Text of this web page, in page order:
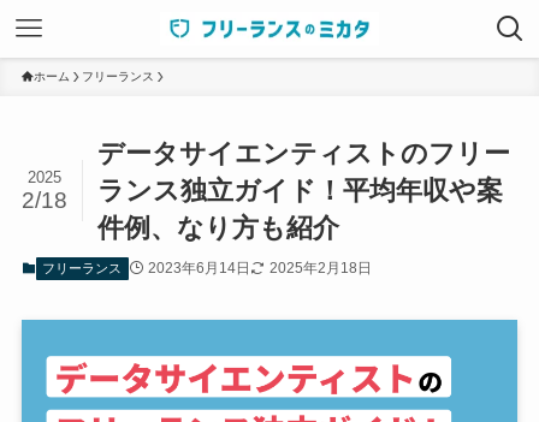
ホーム フリーランス
データサイエンティストのフリー
ランス独立ガイド！平均年収や案
件例、なり方も紹介
2025
2/18
フリーランス 2023年6月14日 2025年2月18日